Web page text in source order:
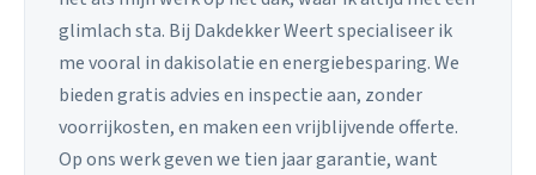
glimlach sta. Bij Dakdekker Weert specialiseer ik
me vooral in dakisolatie en energiebesparing. We
bieden gratis advies en inspectie aan, zonder
voorrijkosten, en maken een vrijblijvende offerte.
Op ons werk geven we tien jaar garantie, want